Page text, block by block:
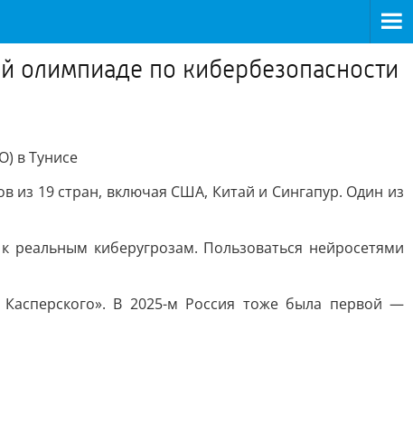
олимпиаде по кибербезопасности
в Тунисе
из 19 стран, включая США, Китай и Сингапур. Один из
киберугрозам. Пользоваться нейросетями
Касперского». В 2025-м Россия тоже была первой —